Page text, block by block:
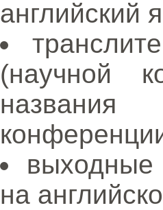
английский
(научной
на